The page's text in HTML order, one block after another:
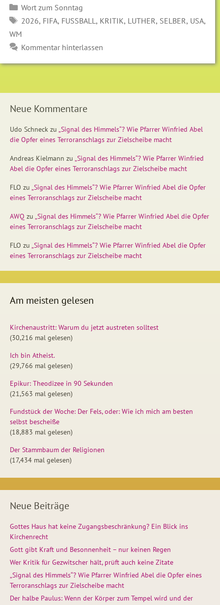
Kategorien
Wort zum Sonntag
SCHLAGWÖRTER
2026, FIFA, FUSSBALL , KRITIK, LUTHER, SELBER, USA,
WM
Kommentar hinterlassen
Neue Kommentare
Udo Schneck zu „Signal des Himmels“? Wie Pfarrer Winfried Abel
die Opfer eines Terroranschlags zur Zielscheibe macht
Andreas Kielmann zu „Signal des Himmels“? Wie Pfarrer Winfried
Abel die Opfer eines Terroranschlags zur Zielscheibe macht
FLO zu „Signal des Himmels“? Wie Pfarrer Winfried Abel die Opfer
eines Terroranschlags zur Zielscheibe macht
AWQ zu „Signal des Himmels“? Wie Pfarrer Winfried Abel die Opfer
eines Terroranschlags zur Zielscheibe macht
FLO zu „Signal des Himmels“? Wie Pfarrer Winfried Abel die Opfer
eines Terroranschlags zur Zielscheibe macht
Am meisten gelesen
Kirchenaustritt: Warum du jetzt austreten solltest
(30,216 mal gelesen)
Ich bin Atheist.
(29,766 mal gelesen)
Epikur: Theodizee in 90 Sekunden
(21,563 mal gelesen)
Fundstück der Woche: Der Fels, oder: Wie ich mich am besten
selbst bescheiße
(18,883 mal gelesen)
Der Stammbaum der Religionen
(17,434 mal gelesen)
Neue Beiträge
Gottes Haus hat keine Zugangsbeschränkung? Ein Blick ins
Kirchenrecht
Gott gibt Kraft und Besonnenheit – nur keinen Regen
Wer Kritik für Gezwitscher hält, prüft auch keine Zitate
„Signal des Himmels“? Wie Pfarrer Winfried Abel die Opfer eines
Terroranschlags zur Zielscheibe macht
Der halbe Paulus: Wenn der Körper zum Tempel wird und der